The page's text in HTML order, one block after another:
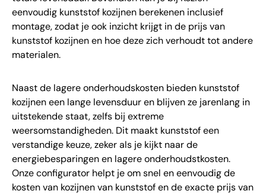
eenvoudig kunststof kozijnen berekenen inclusief
montage, zodat je ook inzicht krijgt in de prijs van
kunststof kozijnen en hoe deze zich verhoudt tot andere
materialen.
Naast de lagere onderhoudskosten bieden kunststof
kozijnen een lange levensduur en blijven ze jarenlang in
uitstekende staat, zelfs bij extreme
weersomstandigheden. Dit maakt kunststof een
verstandige keuze, zeker als je kijkt naar de
energiebesparingen en lagere onderhoudstkosten.
Onze configurator helpt je om snel en eenvoudig de
kosten van kozijnen van kunststof en de exacte prijs van